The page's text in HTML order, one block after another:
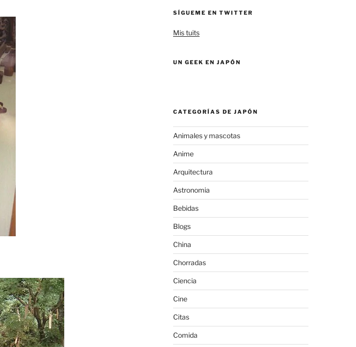
SÍGUEME EN TWITTER
Mis tuits
UN GEEK EN JAPÓN
CATEGORÍAS DE JAPÓN
Animales y mascotas
Anime
Arquitectura
Astronomia
Bebidas
Blogs
China
Chorradas
Ciencia
Cine
Citas
Comida